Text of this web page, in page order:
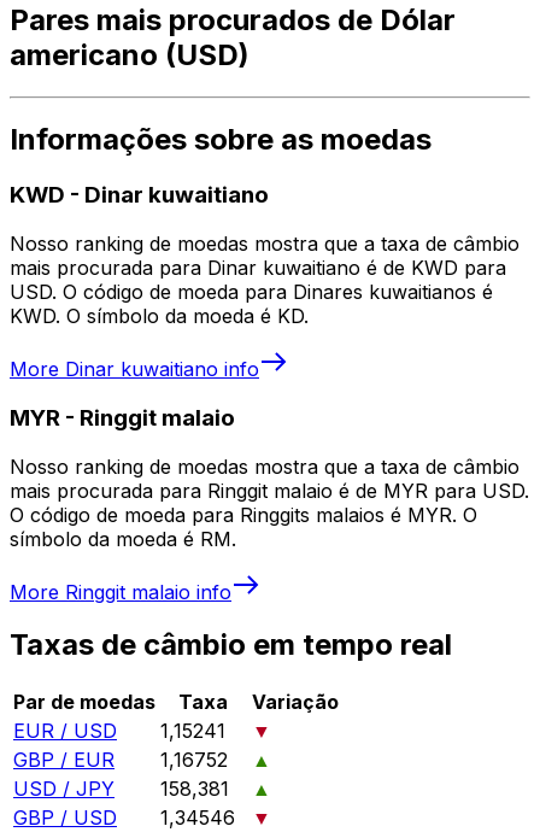
Pares mais procurados de Dólar
americano (USD)
Informações sobre as moedas
KWD - Dinar kuwaitiano
Nosso ranking de moedas mostra que a taxa de câmbio
mais procurada para Dinar kuwaitiano é de KWD para
USD. O código de moeda para Dinares kuwaitianos é
KWD. O símbolo da moeda é KD.
More Dinar kuwaitiano info
MYR - Ringgit malaio
Nosso ranking de moedas mostra que a taxa de câmbio
mais procurada para Ringgit malaio é de MYR para USD.
O código de moeda para Ringgits malaios é MYR. O
símbolo da moeda é RM.
More Ringgit malaio info
Taxas de câmbio em tempo real
Par de moedas Taxa
Variação
EUR / USD
1,15241
▼
GBP / EUR
1,16752
▲
USD / JPY
158,381
▲
GBP / USD
1,34546
▼